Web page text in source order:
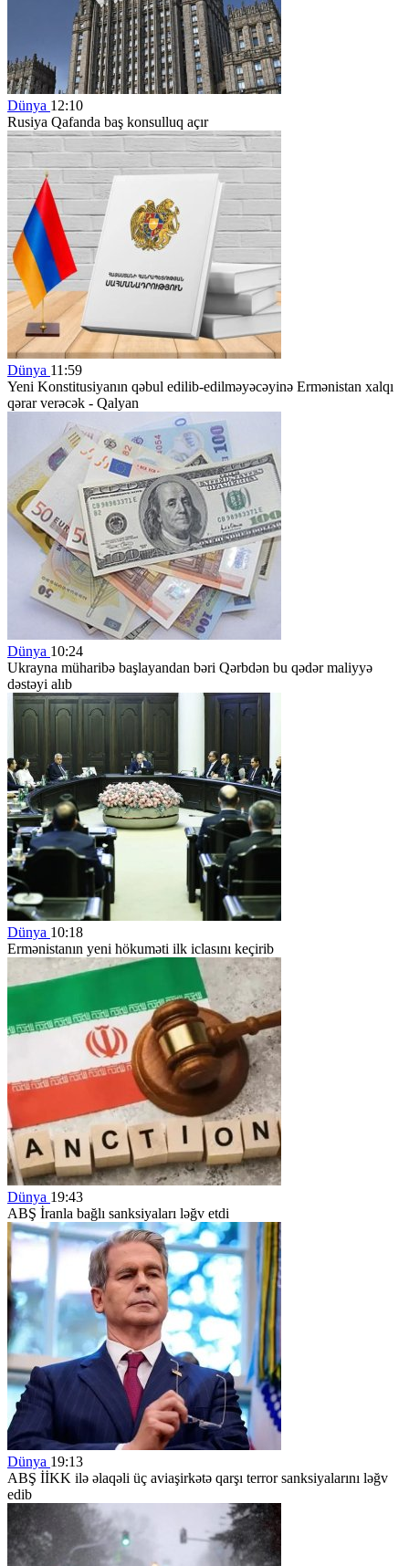
Dünya 12:10
Rusiya Qafanda baş konsulluq açır
Dünya 11:59
Yeni Konstitusiyanın qəbul edilib-edilməyəcəyinə Ermənistan xalqı
qərar verəcək - Qalyan
Dünya 10:24
Ukrayna müharibə başlayandan bəri Qərbdən bu qədər maliyyə
dəstəyi alıb
Dünya 10:18
Ermənistanın yeni hökuməti ilk iclasını keçirib
Dünya 19:43
ABŞ İranla bağlı sanksiyaları ləğv etdi
Dünya 19:13
ABŞ İİKK ilə əlaqəli üç aviaşirkətə qarşı terror sanksiyalarını ləğv
edib